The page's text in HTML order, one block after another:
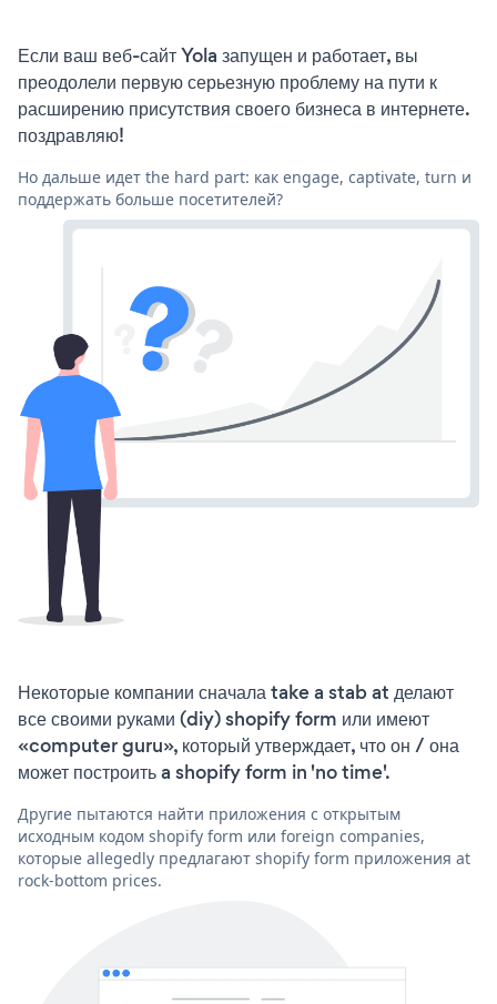
Если ваш веб-сайт Yola запущен и работает, вы
преодолели первую серьезную проблему на пути к
расширению присутствия своего бизнеса в интернете.
поздравляю!
Но дальше идет the hard part: как engage, captivate, turn и
поддержать больше посетителей?
Некоторые компании сначала take a stab at делают
все своими руками (diy) shopify form или имеют
«computer guru», который утверждает, что он / она
может построить a shopify form in 'no time'.
Другие пытаются найти приложения с открытым
исходным кодом shopify form или foreign companies,
которые allegedly предлагают shopify form приложения at
rock-bottom prices.